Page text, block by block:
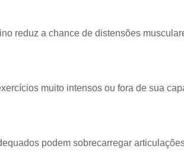
reduz a chance de distensões
muito intensos ou fora de sua
podem sobrecarregar